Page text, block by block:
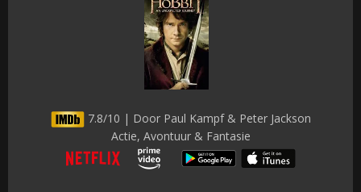
7.8/10 | Door Paul Kampf & Peter Jackson
Actie, Avontuur & Fantasie